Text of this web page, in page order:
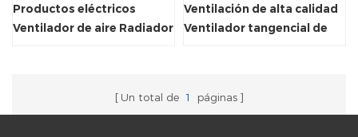
Productos eléctricos
Ventilador de aire Radiador
Ventilación de alta calidad
Ventilador tangencial de
Un total de 1 páginas